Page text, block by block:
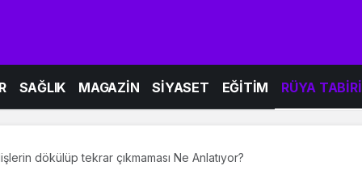
SAĞLIK MAGAZİN SİYASET EĞİTİM RÜYA TABİRİ
dökülüp tekrar çıkmaması Ne Anlatıyor?